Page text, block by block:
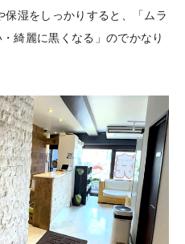
湿をしっかりすると、「ムラ
綺麗に黒くなる」のでかなり